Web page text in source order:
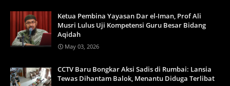
Ketua Pembina Yayasan Dar el-Iman, Prof Ali
Musri Lulus Uji Kompetensi Guru Besar Bidang
Aqidah
May 03, 2026
CCTV Baru Bongkar Aksi Sadis di Rumbai: Lansia
Tewas Dihantam Balok, Menantu Diduga Terlibat